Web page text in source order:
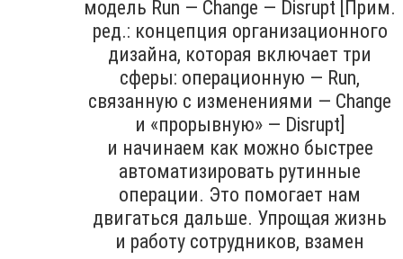
модель Run — Change — Disrupt [Прим.
ред.: концепция организационного
дизайна, которая включает три
сферы: операционную — Run,
связанную с изменениями — Change
и «прорывную» — Disrupt]
и начинаем как можно быстрее
автоматизировать рутинные
операции. Это помогает нам
двигаться дальше. Упрощая жизнь
и работу сотрудников, взамен